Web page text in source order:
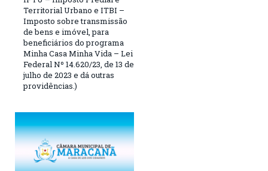
Territorial Urbano e ITBI –
Imposto sobre transmissão
de bens e imóvel, para
beneficiários do programa
Minha Casa Minha Vida – Lei
Federal Nº 14.620/23, de 13 de
julho de 2023 e dá outras
providências.)